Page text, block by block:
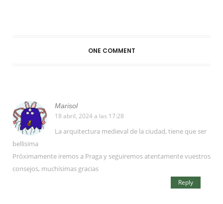
ONE COMMENT
Marisol
18 abril, 2024 a las 17:28
La arquitectura medieval de la ciudad, tiene que ser
bellisima
Próximamente iremos a Praga y seguiremos atentamente vuestros
consejos, muchísimas gracias
Reply